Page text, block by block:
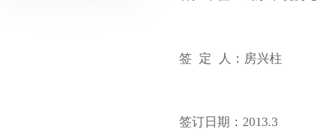
签 定 人：房兴柱
签订日期：2013.3